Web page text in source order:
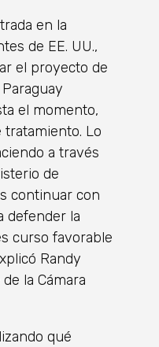
en la
de EE. UU.,
el proyecto de
el momento,
Lo
a través
de
continuar con
defender la
curso favorable
Randy
la Cámara
qué